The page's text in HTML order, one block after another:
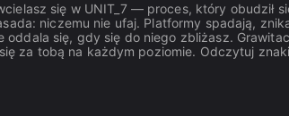
się w UNIT_7 — proces, który obudził
niczemu nie ufaj. Platformy spadają,
oddala się, gdy się do niego zbliżasz.
za tobą na każdym poziomie. Odczytuj